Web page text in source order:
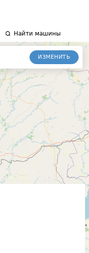
Найти машины
ИЗМЕНИТЬ